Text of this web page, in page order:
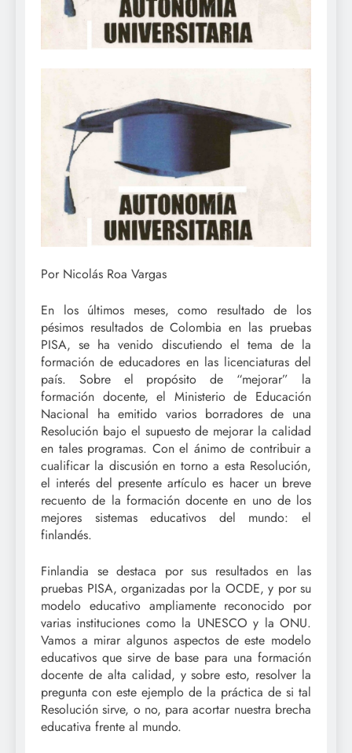
Por Nicolás Roa Vargas
En los últimos meses, como resultado de los
pésimos resultados de Colombia en las pruebas
PISA, se ha venido discutiendo el tema de la
formación de educadores en las licenciaturas del
país. Sobre el propósito de “mejorar” la
formación docente, el Ministerio de Educación
Nacional ha emitido varios borradores de una
Resolución bajo el supuesto de mejorar la calidad
en tales programas. Con el ánimo de contribuir a
cualificar la discusión en torno a esta Resolución,
el interés del presente artículo es hacer un breve
recuento de la formación docente en uno de los
mejores sistemas educativos del mundo: el
finlandés.
Finlandia se destaca por sus resultados en las
pruebas PISA, organizadas por la OCDE, y por su
modelo educativo ampliamente reconocido por
varias instituciones como la UNESCO y la ONU.
Vamos a mirar algunos aspectos de este modelo
educativos que sirve de base para una formación
docente de alta calidad, y sobre esto, resolver la
pregunta con este ejemplo de la práctica de si tal
Resolución sirve, o no, para acortar nuestra brecha
educativa frente al mundo.